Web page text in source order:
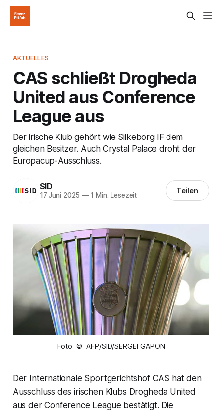
AKTUELLES
CAS schließt Drogheda
United aus Conference
League aus
Der irische Klub gehört wie Silkeborg IF dem
gleichen Besitzer. Auch Crystal Palace droht der
Europacup-Ausschluss.
SID
17 Juni 2025 —1 Min. Lesezeit Teilen
Foto © AFP/SID/SERGEI GAPON
Der Internationale Sportgerichtshof CAS hat den
Ausschluss des irischen Klubs Drogheda United
aus der Conference League bestätigt. Die